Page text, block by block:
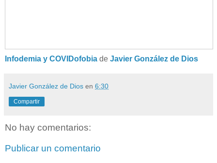
Infodemia y COVIDofobia de Javier González de Dios
Javier González de Dios en 6:30
Compartir
No hay comentarios:
Publicar un comentario